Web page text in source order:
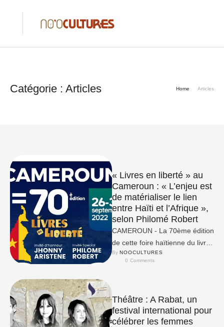
Catégorie : Articles Home Articles
« Livres en liberté » au
Cameroun : « L’enjeu est
de matérialiser le lien
entre Haïti et l’Afrique »,
selon Philomé Robert
CAMEROUN - La 70ème édition
de cette foire haïtienne du livre
s’est déportée à Yaoundé,
By NOOCULTURES
0 Comments
Théâtre : A Rabat, un
festival international pour
célébrer les femmes